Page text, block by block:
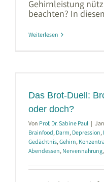
Gehirnleistung
beachten? In
Weiterlesen
Das Brot-Duell:
oder doch?
Von Prof. Dr. Sabine Paul |
Brainfood, Darm, Depression,
Gedächtnis,Gehirn,
Abendessen, Nervennahrung,